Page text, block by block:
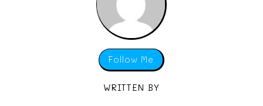
Follow Me
WRITTEN BY